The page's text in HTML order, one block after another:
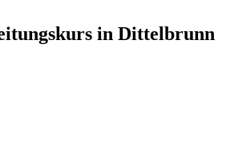
in Dittelbrunn